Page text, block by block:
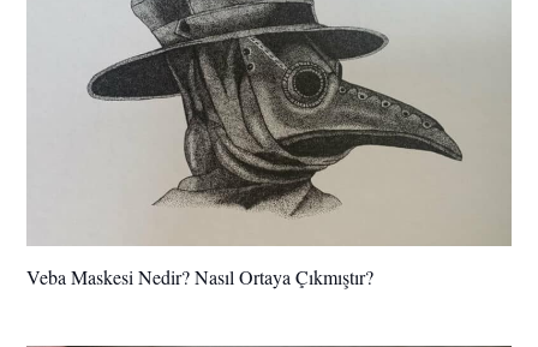
Veba Maskesi Nedir? Nasıl Ortaya Çıkmıştır?